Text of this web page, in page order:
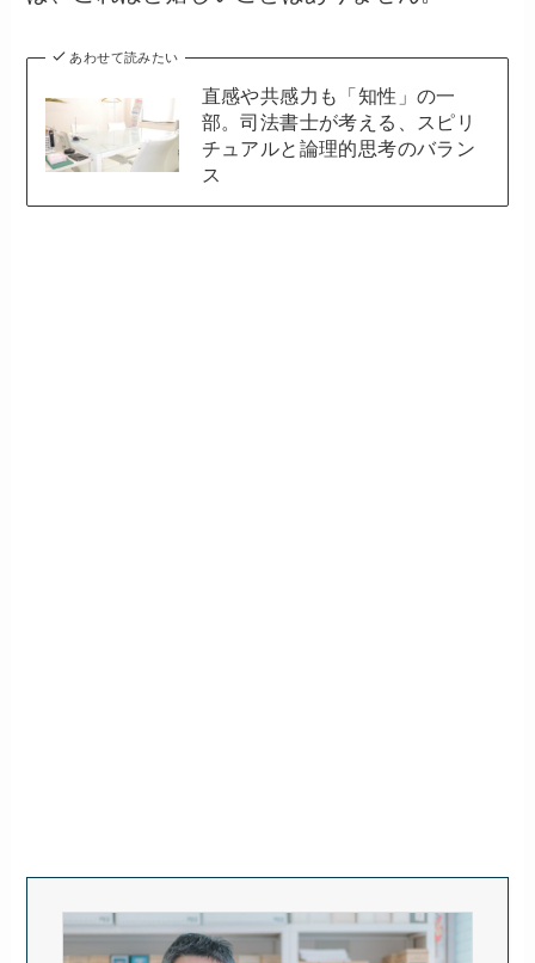
あわせて読みたい
直感や共感力も「知性」の一
部。司法書士が考える、スピリ
チュアルと論理的思考のバラン
ス